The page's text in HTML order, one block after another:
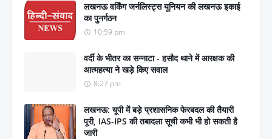
लखनऊ वर्किंग जर्नलिस्ट्स यूनियन की लखनऊ इकाई
का पुनर्गठन
10:59 pm
वर्दी के भीतर का सन्नाटा - हसौद थाने में आरक्षक की
आत्महत्या ने खड़े किए सवाल
8:27 pm
लखनऊ: यूपी में बड़े प्रशासनिक फेरबदल की तैयारी
पूरी, IAS-IPS की तबादला सूची कभी भी हो सकती है
जारी